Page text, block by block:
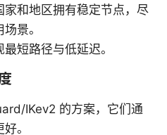
家和地区拥有稳定节点，尽
景。
短路径与低延迟。
IKev2 的方案，它们通
。